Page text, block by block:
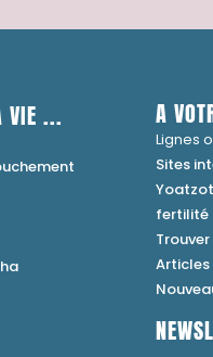
VIE ... A
Lignes
Sites
fertilité
Articles